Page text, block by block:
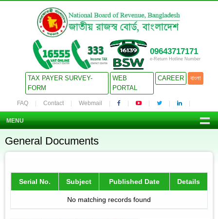
09643717171
e-Return Hotline Number
TAX PAYER SURVEY-
FORM
WEB
PORTAL
CAREER বাংলা
FAQ Contact Webmail
MENU
General Documents
Serial No. Subject Published Date Details
No matching records found